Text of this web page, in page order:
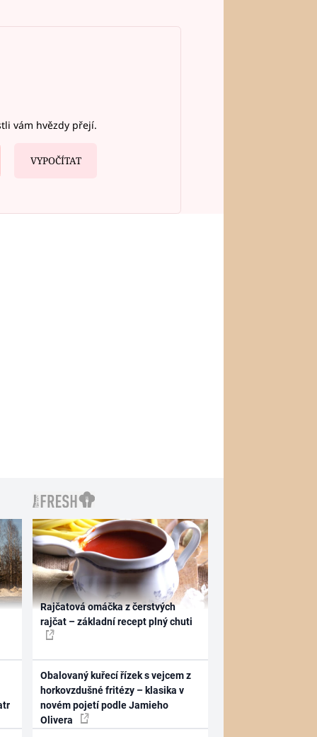
vám hvězdy přejí.
VYPOČÍTAT
Rajčatová omáčka z čerstvých
rajčat – základní recept plný chuti
Obalovaný kuřecí řízek s vejcem z
horkovzdušné fritézy – klasika v
novém pojetí podle Jamieho
Olivera